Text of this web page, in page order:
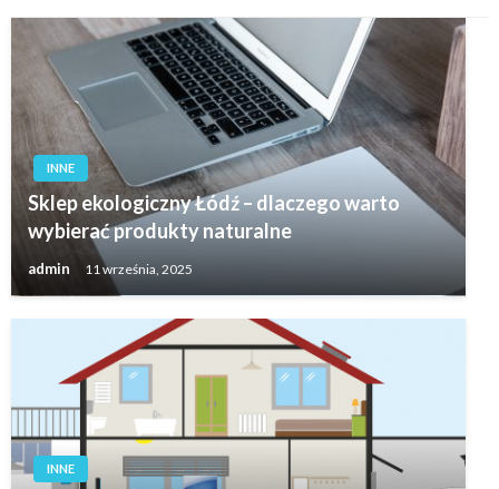
INNE
Sklep ekologiczny Łódź – dlaczego warto
wybierać produkty naturalne
admin 11 września, 2025
INNE